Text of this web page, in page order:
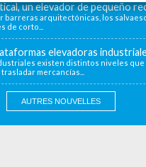
un elevador de pequeño
barreras arquitectónicas, los
de corto...
elevadoras
existen distintos niveles que
mercancías...
AUTRES NOUVELLES